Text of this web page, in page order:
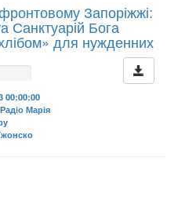
Запоріжжі:
Санктуарій Бога
для нужденних
00:00:00
Марія